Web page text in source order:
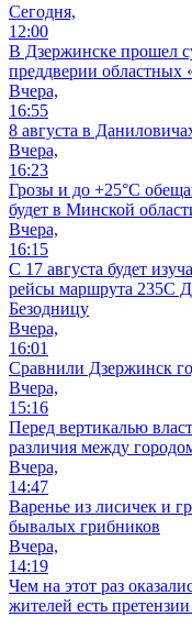
Сегодня,
12:00
В Дзержинске прошел
преддверии областных
Вчера,
16:55
8 августа в
Вчера,
16:23
Грозы и до +25°С
будет в Минской
Вчера,
16:15
С 17 августа будет
рейсы маршрута 235С
Безодницу
Вчера,
16:01
Сравнили Дзержинск
Вчера,
15:16
Перед вертикалью
различия между
Вчера,
14:47
Варенье из лисичек и
бывалых грибников
Вчера,
14:19
Чем на этот раз
жителей есть